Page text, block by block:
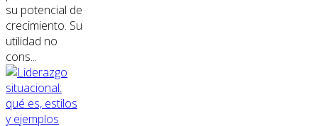
su potencial de
crecimiento. Su
utilidad no
cons...